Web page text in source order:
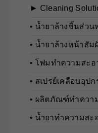
► Cleaning
• นํ้ายาล้างชิ้นส่วน
• นํ้ายาล้างหน้าสัม
• โฟมทำความสะอ
• สเปรย์เคลือบอุป
• ผลิตภัณฑ์ทำควา
• น้ำยาทำความสะ